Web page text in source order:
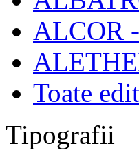
ALCOR
Toate
Tipografii